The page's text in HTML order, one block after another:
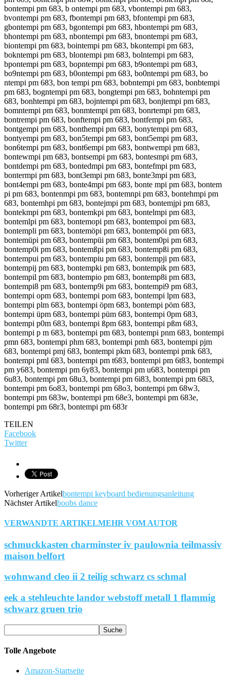
bontempi pm 683, b ontempi pm 683, vbontempi pm 683,
bvontempi pm 683, fbontempi pm 683, bfontempi pm 683,
gbontempi pm 683, bgontempi pm 683, hbontempi pm 683,
bhontempi pm 683, nbontempi pm 683, bnontempi pm 683,
biontempi pm 683, bointempi pm 683, bkontempi pm 683,
bokntempi pm 683, blontempi pm 683, bolntempi pm 683,
bpontempi pm 683, bopntempi pm 683, b9ontempi pm 683,
bo9ntempi pm 683, b0ontempi pm 683, bo0ntempi pm 683, bo
ntempi pm 683, bon tempi pm 683, bobntempi pm 683, bonbtempi
pm 683, bogntempi pm 683, bongtempi pm 683, bohntempi pm
683, bonhtempi pm 683, bojntempi pm 683, bonjtempi pm 683,
bomntempi pm 683, bonmtempi pm 683, bonrtempi pm 683,
bontrempi pm 683, bonftempi pm 683, bontfempi pm 683,
bontgempi pm 683, bonthempi pm 683, bonytempi pm 683,
bontyempi pm 683, bon5tempi pm 683, bont5empi pm 683,
bon6tempi pm 683, bont6empi pm 683, bontwempi pm 683,
bontewmpi pm 683, bontsempi pm 683, bontesmpi pm 683,
bontdempi pm 683, bontedmpi pm 683, bontefmpi pm 683,
bontermpi pm 683, bont3empi pm 683, bonte3mpi pm 683,
bont4empi pm 683, bonte4mpi pm 683, bonte mpi pm 683, bontem
pi pm 683, bontenmpi pm 683, bontemnpi pm 683, bontehmpi pm
683, bontemhpi pm 683, bontejmpi pm 683, bontemjpi pm 683,
bontekmpi pm 683, bontemkpi pm 683, bontelmpi pm 683,
bontemlpi pm 683, bontemopi pm 683, bontempoi pm 683,
bontempli pm 683, bontemöpi pm 683, bontempöi pm 683,
bontemüpi pm 683, bontempüi pm 683, bontem0pi pm 683,
bontemp0i pm 683, bontemßpi pm 683, bontempßi pm 683,
bontempui pm 683, bontempiu pm 683, bontempji pm 683,
bontempij pm 683, bontempki pm 683, bontempik pm 683,
bontempil pm 683, bontempio pm 683, bontemp8i pm 683,
bontempi8 pm 683, bontemp9i pm 683, bontempi9 pm 683,
bontempi opm 683, bontempi pom 683, bontempi lpm 683,
bontempi plm 683, bontempi öpm 683, bontempi pöm 683,
bontempi üpm 683, bontempi püm 683, bontempi 0pm 683,
bontempi p0m 683, bontempi ßpm 683, bontempi pßm 683,
bontempi p m 683, bontempi pm 683, bontempi pnm 683, bontempi
pmn 683, bontempi phm 683, bontempi pmh 683, bontempi pjm
683, bontempi pmj 683, bontempi pkm 683, bontempi pmk 683,
bontempi pml 683, bontempi pm t683, bontempi pm 6t83, bontempi
pm y683, bontempi pm 6y83, bontempi pm u683, bontempi pm
6u83, bontempi pm 68u3, bontempi pm 6i83, bontempi pm 68i3,
bontempi pm 6o83, bontempi pm 68o3, bontempi pm 68w3,
bontempi pm 683w, bontempi pm 68e3, bontempi pm 683e,
bontempi pm 68r3, bontempi pm 683r
TEILEN
Facebook
Twitter
Vorheriger Artikelbontempi keyboard bedienungsanleitung
Nächster Artikelboobs dance
VERWANDTE ARTIKELMEHR VOM AUTOR
schmuckkasten charminster iv paulownia teilmassiv
maison belfort
wohnwand cleo ii 2 teilig schwarz cs schmal
eek a stehleuchte landor webstoff metall 1 flammig
schwarz gruen trio
Tolle Angebote
Amazon-Startseite